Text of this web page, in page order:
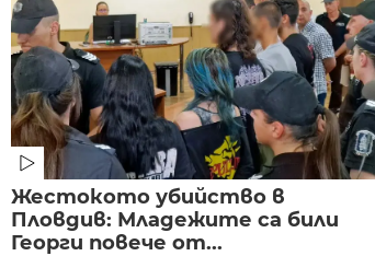
Жестокото убийство в
Пловдив: Младежите са били
Георги повече от...